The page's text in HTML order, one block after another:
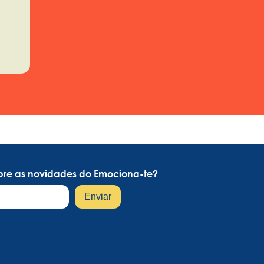
as novidades do Emociona-te?
Enviar